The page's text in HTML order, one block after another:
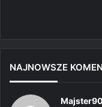
NAJNOWSZE